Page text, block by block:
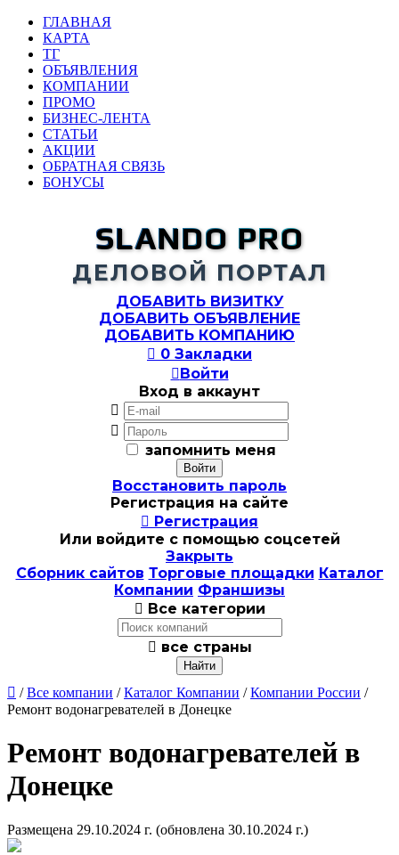
ГЛАВНАЯ
КАРТА
ТГ
ОБЪЯВЛЕНИЯ
КОМПАНИИ
ПРОМО
БИЗНЕС-ЛЕНТА
СТАТЬИ
АКЦИИ
ОБРАТНАЯ СВЯЗЬ
БОНУСЫ
SLANDO PRO
ДЕЛОВОЙ ПОРТАЛ
ДОБАВИТЬ ВИЗИТКУ
ДОБАВИТЬ ОБЪЯВЛЕНИЕ
ДОБАВИТЬ КОМПАНИЮ
 0 Закладки
Войти
Вход в аккаунт


запомнить меня
Восстановить пароль
Регистрация на сайте
 Регистрация
Или войдите с помощью соцсетей
Закрыть
Сборник сайтов Торговые площадки Каталог
Компании Франшизы
 Все категории
 все страны
 /Все компании /Каталог Компании /Компании России /
Ремонт водонагревателей в Донецке
Ремонт водонагревателей в
Донецке
Размещена 29.10.2024 г. (обновлена 30.10.2024 г.)